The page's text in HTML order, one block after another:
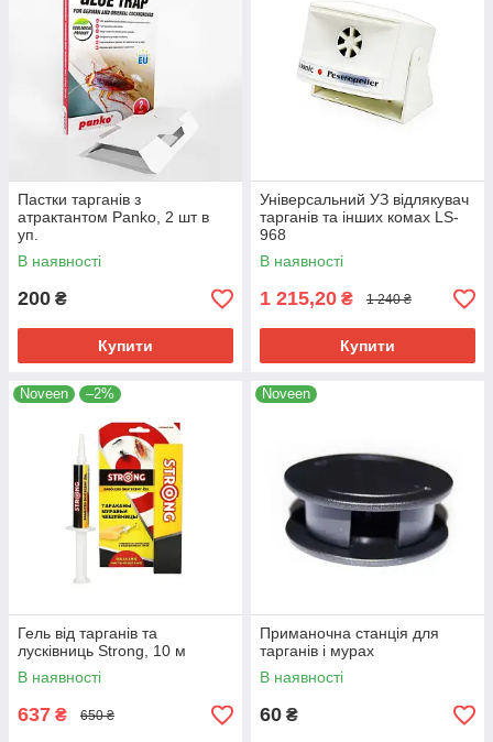
Пастки тарганів з
атрактантом Panko, 2 шт в
уп.
В наявності
200 ₴
Купити
Універсальний УЗ відлякувач
тарганів та інших комах LS-
968
В наявності
1 215,20 ₴ 1 240 ₴
Купити
Noveen –2%
Гель від тарганів та
лусківниць Strong, 10 м
В наявності
637 ₴ 650 ₴
Noveen
Приманочна станція для
тарганів і мурах
В наявності
60 ₴